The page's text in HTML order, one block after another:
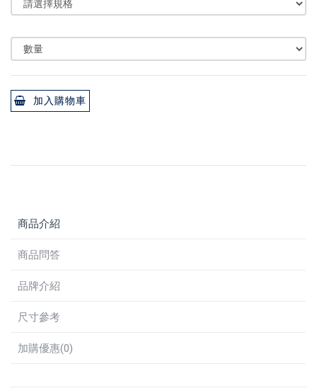
加入購物車
商品介紹
商品問答
品牌介紹
尺寸參考
加購優惠(0)